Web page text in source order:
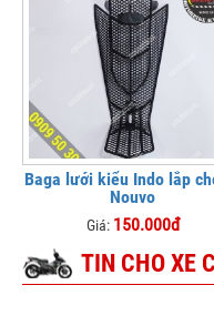
Baga lưới kiểu Indo lắp
Nouvo
Giá: 150.000đ
TIN CHO XE